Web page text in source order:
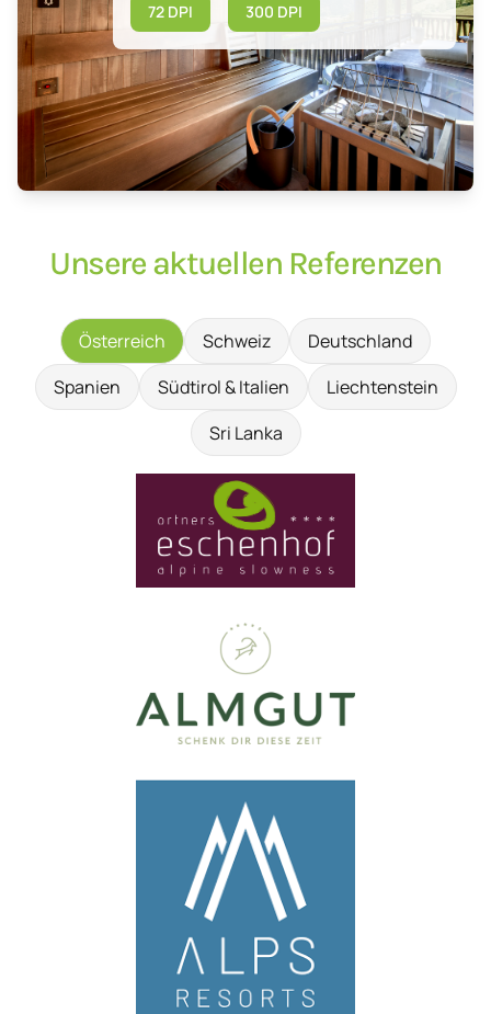
72 DPI 300 DPI
Unsere aktuellen Referenzen
Österreich Schweiz
Deutschland
Spanien
Südtirol & Italien
Liechtenstein
Sri Lanka